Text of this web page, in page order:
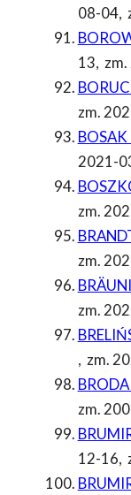
08-04,
13,
zm.
BOSAK
2021-
zm.
zm.
zm.
, zm.
zm.
12-16,